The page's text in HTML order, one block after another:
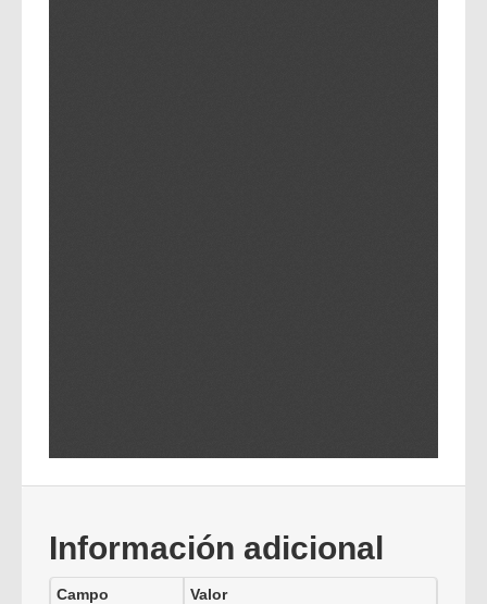
Información adicional
Campo Valor